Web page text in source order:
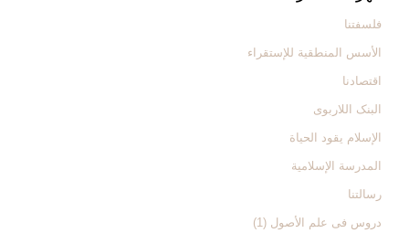
فلسفتنا
الأسس المنطقیة للإستقراء
اقتصادنا
البنک اللاربوی
الإسلام یقود الحیاة
المدرسة الإسلامیة
رسالتنا
دروس فی علم الأصول (1)